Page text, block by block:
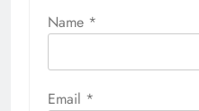
Name *
Email *